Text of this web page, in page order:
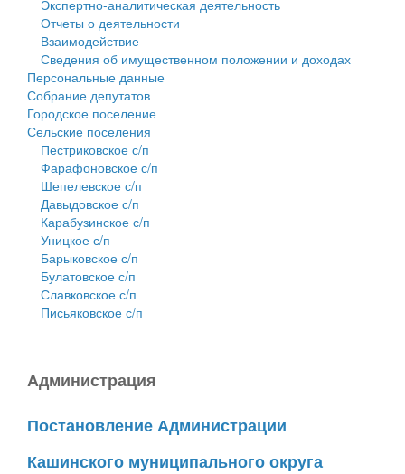
Сельские поселения
Экспертно-аналитическая деятельность
Отчеты о деятельности
Взаимодействие
Сведения об имущественном положении и доходах
Персональные данные
Собрание депутатов
Городское поселение
Сельские поселения
Пестриковское с/п
Фарафоновское с/п
Шепелевское с/п
Давыдовское с/п
Карабузинское с/п
Уницкое с/п
Барыковское с/п
Булатовское с/п
Славковское с/п
Письяковское с/п
Администрация
Постановление Администрации
Кашинского муниципального округа